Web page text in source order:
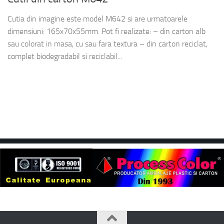
Cutia din imagine este model M642 si are urmatoarele
dimensiuni: 165x70x55mm. Pot fi realizate: – din carton alb
sau colorat in masa, cu sau fara textura – din carton reciclat,
complet biodegradabil si reciclabil...